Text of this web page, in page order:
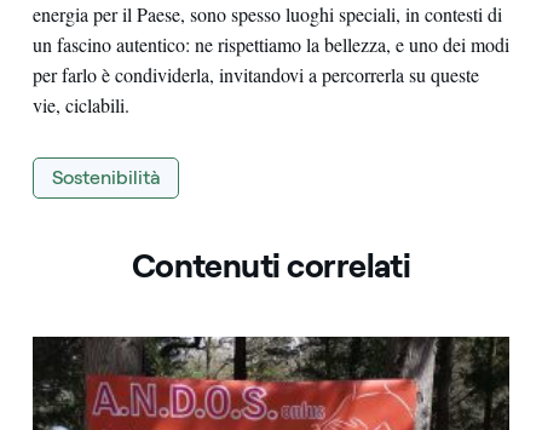
energia per il Paese, sono spesso luoghi speciali, in contesti di
un fascino autentico: ne rispettiamo la bellezza, e uno dei modi
per farlo è condividerla, invitandovi a percorrerla su queste
vie, ciclabili.
Sostenibilità
Contenuti correlati